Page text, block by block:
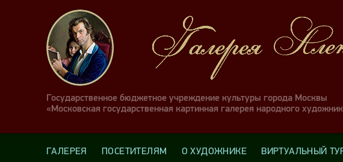
Государственное бюджетное учреждение культуры города Москвы
«Московская государственная картинная галерея народного
ГАЛЕРЕЯ ПОСЕТИТЕЛЯМ О ХУДОЖНИКЕ ВИРТУАЛЬНЫЙ